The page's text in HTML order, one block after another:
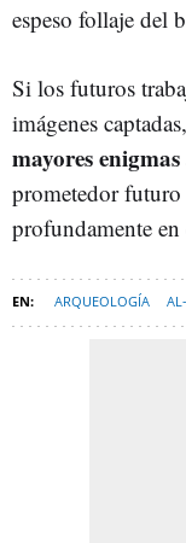
espeso follaje del
Si los futuros
imágenes captadas,
mayores
prometedor futuro
profundamente en
ARQUEOLOGÍA